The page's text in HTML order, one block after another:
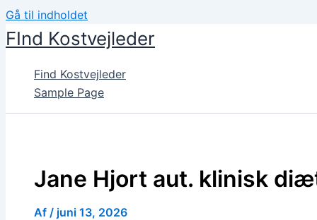
Gå til indholdet
FInd Kostvejleder
Find Kostvejleder
Sample Page
Jane Hjort aut. klinisk
Af / juni 13, 2026